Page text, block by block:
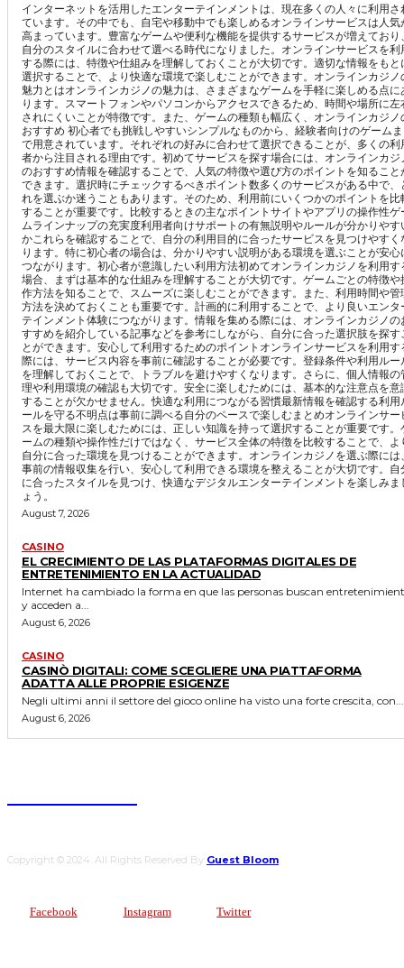
インターネットを活用したエンターテインメントは、現在多くの人々に利用さ
ています。その中でも、自宅や移動中でも楽しめるオンラインサービスは人気
高まっています。豊富なゲームや便利な機能を提供するサービスが増えており
自分のスタイルに合わせて選べる時代になりました。オンラインサービスを利
する際には、特徴や仕組みを理解しておくことが大切です。適切な情報をもと
選択することで、より快適な環境で楽しむことができます。オンラインカジノ
魅力とはオンラインカジノの魅力は、さまざまなゲームを手軽に楽しめる点に
ります。スマートフォンやパソコンからアクセスできるため、時間や場所に左
されにくいことが特徴です。また、ゲームの種類も幅広く、オンラインカジノ
おすすめ 初心者でも挑戦しやすいシンプルなものから、経験者向けのゲームま
で用意されています。それぞれの好みに合わせて選択できることが、多くの利
者から注目される理由です。初めてサービスを探す場合には、オンラインカジ
のおすすめ情報を確認することで、人気の特徴や選び方のポイントを知ること
できます。選択時にチェックするべきポイント数多くのサービスがある中で、
れを選ぶか迷うこともあります。そのため、利用前にいくつかのポイントを比
することが重要です。比較するときの主なポイントサイトやアプリの操作性ゲ
ムラインナップの充実度利用者向けサポートの有無説明やルールが分かりやす
かこれらを確認することで、自分の利用目的に合ったサービスを見つけやすく
ります。特に初心者の場合は、分かりやすい説明がある環境を選ぶことが安心
つながります。初心者が意識したい利用方法初めてオンラインカジノを利用す
場合、まずは基本的な仕組みを理解することが大切です。ゲームごとの特徴や
作方法を知ることで、スムーズに楽しむことができます。また、利用時間や管
方法を決めておくことも重要です。計画的に利用することで、より良いエンタ
テインメント体験につながります。情報を集める際には、オンラインカジノの
すすめを紹介している記事などを参考にしながら、自分に合った選択肢を探す
とができます。安心して利用するためのポイントオンラインサービスを利用す
際には、サービス内容を事前に確認することが必要です。登録条件や利用ルー
を理解しておくことで、トラブルを避けやすくなります。さらに、個人情報の
理や利用環境の確認も大切です。安全に楽しむためには、基本的な注意点を意
することが欠かせません。快適な利用につながる習慣最新情報を確認する利用
ールを守る不明点は事前に調べる自分のペースで楽しむまとめオンラインサー
スを最大限に楽しむためには、正しい知識を持って選択することが重要です。
ームの種類や操作性だけではなく、サービス全体の特徴を比較することで、よ
自分に合った環境を見つけることができます。オンラインカジノを選ぶ際には
事前の情報収集を行い、安心して利用できる環境を整えることが大切です。自
に合ったスタイルを見つけ、快適なデジタルエンターテインメントを楽しみま
ょう。
August 7, 2026
CASINO
EL CRECIMIENTO DE LAS PLATAFORMAS DIGITALES DE
ENTRETENIMIENTO EN LA ACTUALIDAD
Internet ha cambiado la forma en que las personas buscan
y acceden a...
August 6, 2026
CASINO
CASINÒ DIGITALI: COME SCEGLIERE UNA PIATTAFORMA
ADATTA ALLE PROPRIE ESIGENZE
Negli ultimi anni il settore del gioco online ha visto una forte crescita, con...
August 6, 2026
Copyright © 2024. All Rights Reserved By Guest Bloom
Facebook Instagram Twitter